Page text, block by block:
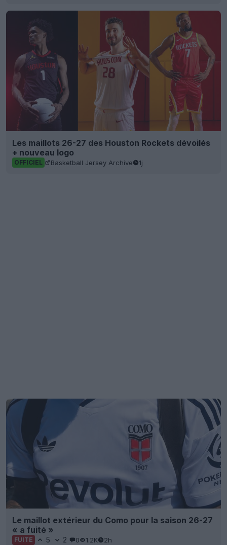
Les maillots 26-27 des Houston Rockets dévoilés
+ nouveau logo
OFFICIEL Basketball Jersey Archive 1j
Le maillot extérieur du Como pour la saison 26-27
« a fuité »
FUITE 5 2 0 1.2K 2h